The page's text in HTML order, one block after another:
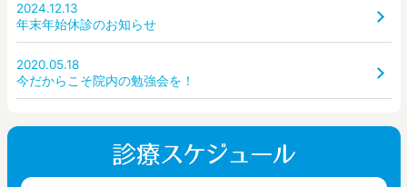
2024.12.13
年末年始休診のお知らせ
2020.05.18
今だからこそ院内の勉強会を！